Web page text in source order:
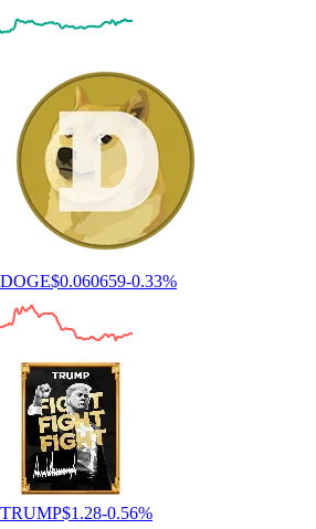
DOGE$0.060659-0.33%
TRUMP$1.28-0.56%